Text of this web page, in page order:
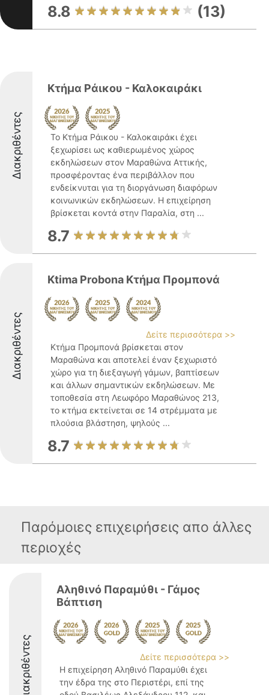
8.8 (13)
Διακριθέντες
Κτήμα Ράικου - Καλοκαιράκι
Το Κτήμα Ράικου - Καλοκαιράκι έχει
ξεχωρίσει ως καθιερωμένος χώρος
εκδηλώσεων στον Μαραθώνα Αττικής,
προσφέροντας ένα περιβάλλον που
ενδείκνυται για τη διοργάνωση διαφόρων
κοινωνικών εκδηλώσεων. Η επιχείρηση
βρίσκεται κοντά στην Παραλία, στη ...
8.7
Διακριθέντες
Ktima Probona Κτήμα Προμπονά
Δείτε περισσότερα >>
Κτήμα Προμπονά βρίσκεται στον
Μαραθώνα και αποτελεί έναν ξεχωριστό
χώρο για τη διεξαγωγή γάμων, βαπτίσεων
και άλλων σημαντικών εκδηλώσεων. Με
τοποθεσία στη Λεωφόρο Μαραθώνος 213,
το κτήμα εκτείνεται σε 14 στρέμματα με
πλούσια βλάστηση, ψηλούς ...
8.7
Παρόμοιες επιχειρήσεις απο άλλες
περιοχές
Διακριθέντες
Αληθινό Παραμύθι - Γάμος
Βάπτιση
Δείτε περισσότερα >>
Η επιχείρηση Αληθινό Παραμύθι έχει
την έδρα της στο Περιστέρι, επί της